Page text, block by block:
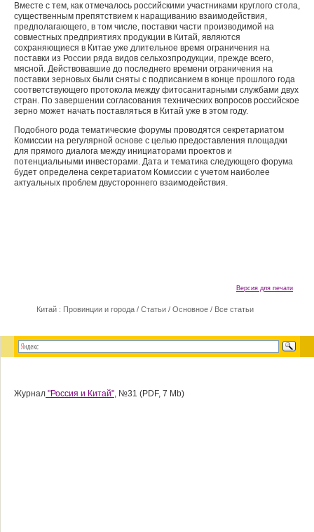
Вместе с тем, как отмечалось российскими участниками круглого стола,
существенным препятствием к наращиванию взаимодействия,
предполагающего, в том числе, поставки части производимой на
совместных предприятиях продукции в Китай, являются
сохраняющиеся в Китае уже длительное время ограничения на
поставки из России ряда видов сельхозпродукции, прежде всего,
мясной. Действовавшие до последнего времени ограничения на
поставки зерновых были сняты с подписанием в конце прошлого года
соответствующего протокола между фитосанитарными службами двух
стран. По завершении согласования технических вопросов российское
зерно может начать поставляться в Китай уже в этом году.
Подобного рода тематические форумы проводятся секретариатом
Комиссии на регулярной основе с целью предоставления площадки
для прямого диалога между инициаторами проектов и
потенциальными инвесторами. Дата и тематика следующего форума
будет определена секретариатом Комиссии с учетом наиболее
актуальных проблем двустороннего взаимодействия.
Версия для печати
Китай : Провинции и города / Статьи / Основное / Все статьи
Журнал "Россия и Китай", №31 (PDF, 7 Mb)